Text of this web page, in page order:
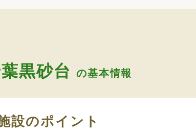
黒砂台 の基本情報
設のポイント